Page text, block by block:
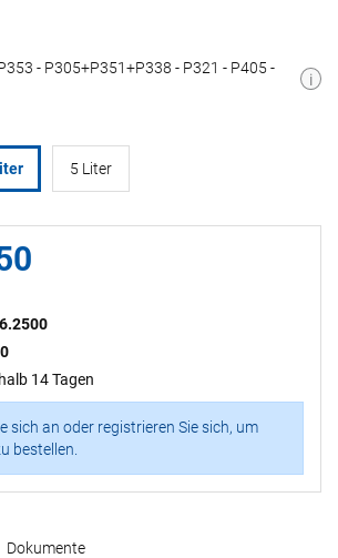
- P305+P351+P338 - P321 - P405 -
i
5 Liter
14 Tagen
sich an oder registrieren Sie sich, um
bestellen.
Dokumente